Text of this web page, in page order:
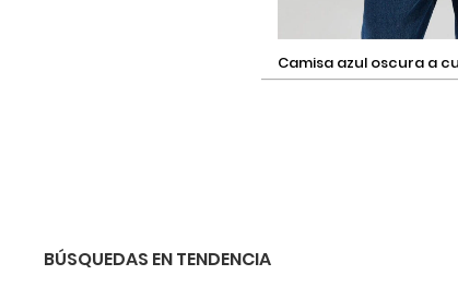
Selecciona una talla
camisa azul oscura a cuadros con
BÚSQUEDAS EN TENDENCIA